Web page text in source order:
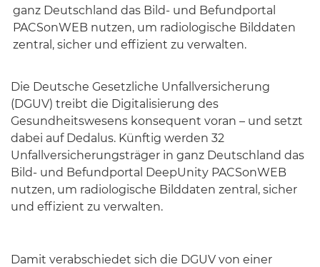
Die Deutsche Gesetzliche Unfallversicherung
(DGUV) treibt die Digitalisierung des
Gesundheitswesens konsequent voran – und setzt
dabei auf Dedalus. Künftig werden 32
Unfallversicherungsträger in ganz Deutschland das
Bild- und Befundportal DeepUnity PACSonWEB
nutzen, um radiologische Bilddaten zentral, sicher
und effizient zu verwalten.
Damit verabschiedet sich die DGUV von einer